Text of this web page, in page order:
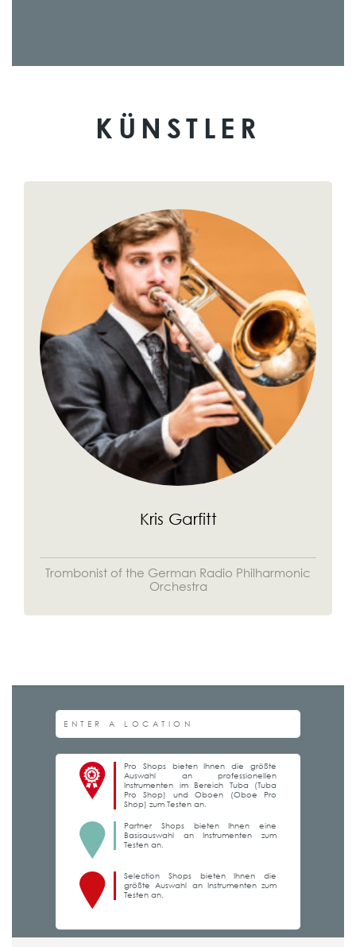
KÜNSTLER
Kris Garfitt
Trombonist of the German Radio Philharmonic
Orchestra
Pro Shops bieten Ihnen die größte
Auswahl an professionellen
Instrumenten im Bereich Tuba (Tuba
Pro Shop) und Oboen (Oboe Pro
Shop) zum Testen an.
Partner Shops bieten Ihnen eine
Basisauswahl an Instrumenten zum
Testen an.
Selection Shops bieten Ihnen die
größte Auswahl an Instrumenten zum
Testen an.